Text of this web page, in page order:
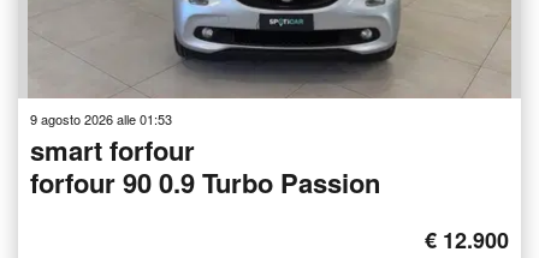
9 agosto 2026 alle 01:53
smart forfour
forfour 90 0.9 Turbo Passion
€ 12.900